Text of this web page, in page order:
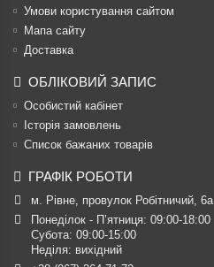
Умови користування сайтом
Мапа сайту
Доставка
ОБЛІКОВИЙ ЗАПИС
Особистий кабінет
Історія замовлень
Список бажаних товарів
ГРАФІК РОБОТИ
м. Рівне, провулок Робітничий, 6а
Понеділок - П’ятниця: 09:00-18:00
Субота: 09:00-15:00
Неділя: вихідний